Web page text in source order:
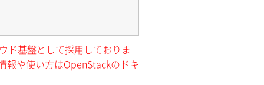
ド基盤として採用しておりま
報や使い方はOpenStackのドキ